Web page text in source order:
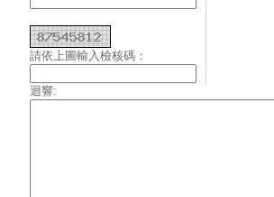
請依上圖輸入檢核碼：
迴響: